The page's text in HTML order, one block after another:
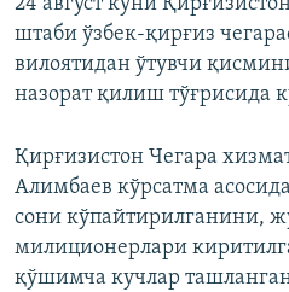
24 август куни
штаби ўзбек-қирғиз
вилоятидан ўтувчи
назорат қилиш тўғрисида
Қирғизистон Чегара
Алимбаев кўрсатма
сони кўпайтирилганини,
милиционерлари
қўшимча кучлар